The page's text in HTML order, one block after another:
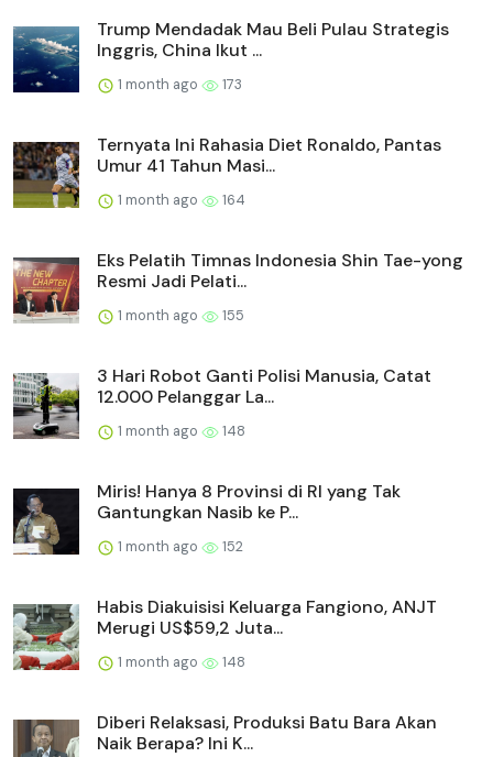
Trump Mendadak Mau Beli Pulau Strategis
Inggris, China Ikut ...
1 month ago 173
Ternyata Ini Rahasia Diet Ronaldo, Pantas
Umur 41 Tahun Masi...
1 month ago 164
Eks Pelatih Timnas Indonesia Shin Tae-yong
Resmi Jadi Pelati...
1 month ago 155
3 Hari Robot Ganti Polisi Manusia, Catat
12.000 Pelanggar La...
1 month ago 148
Miris! Hanya 8 Provinsi di RI yang Tak
Gantungkan Nasib ke P...
1 month ago 152
Habis Diakuisisi Keluarga Fangiono, ANJT
Merugi US$59,2 Juta...
1 month ago 148
Diberi Relaksasi, Produksi Batu Bara Akan
Naik Berapa? Ini K...